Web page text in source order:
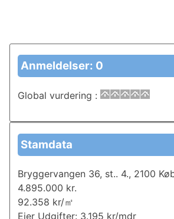
Anmeldelser: 0
Global vurdering :
Stamdata
Bryggervangen 36, st.. 4., 2100
4.895.000 kr.
92.358 kr/㎡
Ejer Udgifter: 3.195 kr/mdr